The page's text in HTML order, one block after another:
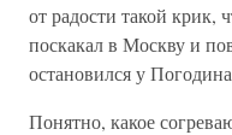
от радости такой крик,
поскакал в Москву и
остановился у
Понятно, какое